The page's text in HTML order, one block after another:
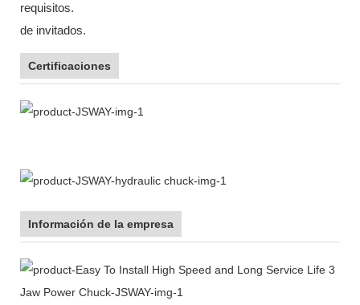
requisitos.
de invitados.
Certificaciones
Información de la empresa